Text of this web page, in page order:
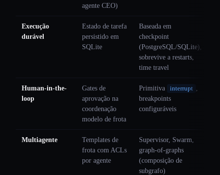
agente CEO)
Execução
durável
Estado de tarefa
persistido em
SQLite
Baseada em
checkpoint
(PostgreSQL/SQLite),
sobrevive a restarts,
time travel
Human-in-the-
loop
Gates de
aprovação na
coordenação
modelo de frota
Primitiva interrupt ,
breakpoints
configuráveis
Multiagente
Templates de
frota com ACLs
por agente
Supervisor, Swarm,
graph-of-graphs
(composição de
subgrafo)